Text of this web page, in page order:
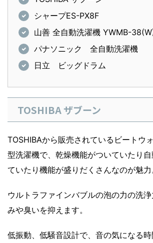
シャープES-PX8F
山善 全自動洗濯機 YWMB-
パナソニック 全自動洗濯機
日立 ビッグドラム
TOSHIBA ザブーン
TOSHIBAから販売されているビートウ
型洗濯機で、乾燥機能がついていたり
ていたり機能が盛りだくさんなのが魅力
ウルトラファインバブルの泡の力の洗
みや臭いを抑えます。
低振動、低騒音設計で、音の気になる